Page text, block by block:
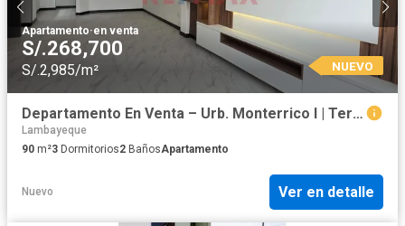
Apartamento·en venta
S/.268,700
S/.2,985/m² NUEVO
Departamento En Venta – Urb. Monterrico I | Tercer Piso
Lambayeque
90 m²3 Dormitorios2 BañosApartamento
Nuevo Ver en detalle